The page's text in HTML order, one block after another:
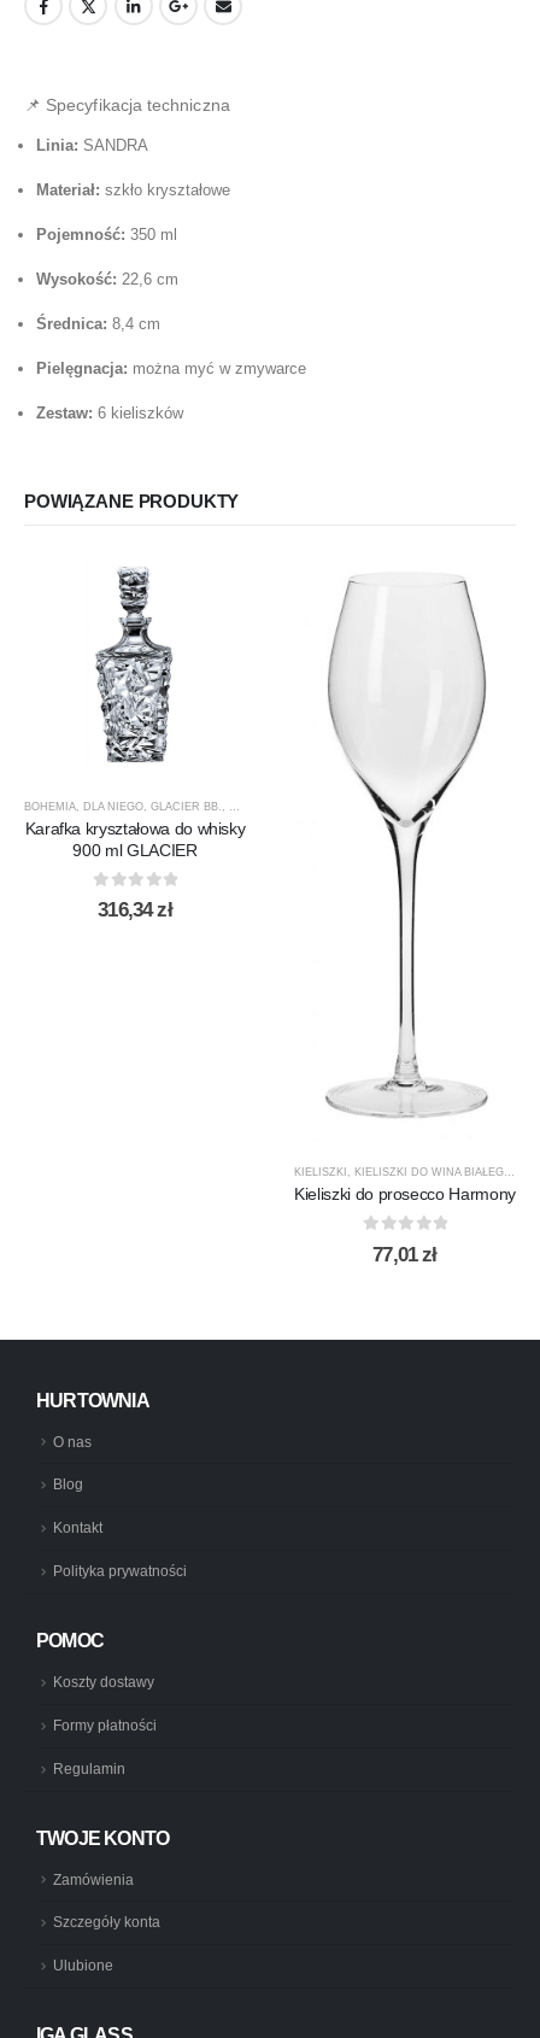
📌 Specyfikacja techniczna
Linia: SANDRA
Materiał: szkło kryształowe
Pojemność: 350 ml
Wysokość: 22,6 cm
Średnica: 8,4 cm
Pielęgnacja: można myć w zmywarce
Zestaw: 6 kieliszków
POWIĄZANE PRODUKTY
BOHEMIA DLA NIEGO GLACIER BB. KARAFKI DO WHISKY PREZENTY
Karafka kryształowa do whisky
900 ml GLACIER
0out of 5
316,34zł
KIELISZKI , KIELISZKI DO WINA BIAŁEGO ,
Kieliszki do prosecco Harmony
out of 5
77,01zł
HURTOWNIA
O nas
Blog
Kontakt
Polityka prywatności
POMOC
Koszty dostawy
Formy płatności
Regulamin
TWOJE KONTO
Zamówienia
Szczegóły konta
Ulubione